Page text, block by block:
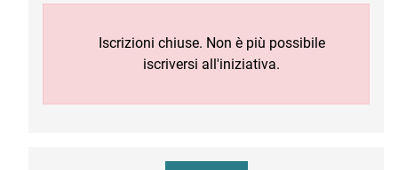
Iscrizioni chiuse. Non è più possibile
iscriversi all'iniziativa.